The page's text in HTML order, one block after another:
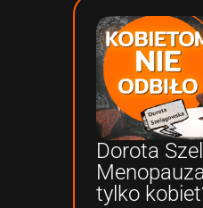
Dorota
tylko